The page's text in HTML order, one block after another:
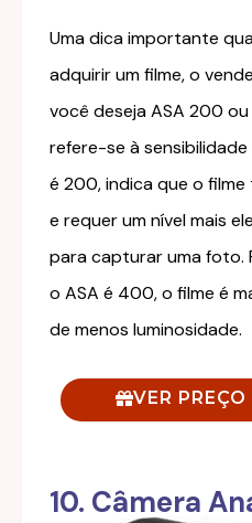
Uma dica importante
adquirir um filme, o
você deseja ASA 200
refere-se à
é 200, indica que o
e requer um nível mais
para capturar uma foto.
o ASA é 400, o filme é
de menos luminosidade.
VER
10. Câmera